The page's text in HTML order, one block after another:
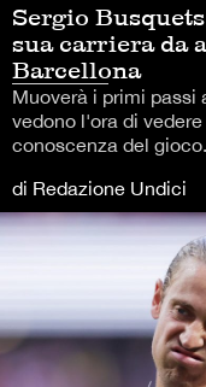
Sergio
sua carriera da
Barcellona
Muoverà i primi passi
vedono l'ora di
conoscenza del gioco.
di Redazione Undici